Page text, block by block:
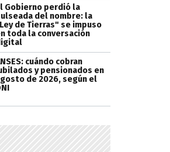
Gobierno perdió la
del nombre: la
de Tierras" se impuso
toda la conversación
cuándo cobran
y pensionados en
de 2026, según el